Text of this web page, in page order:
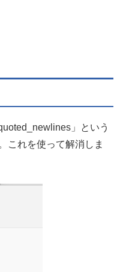
」という
これを使って解消しま